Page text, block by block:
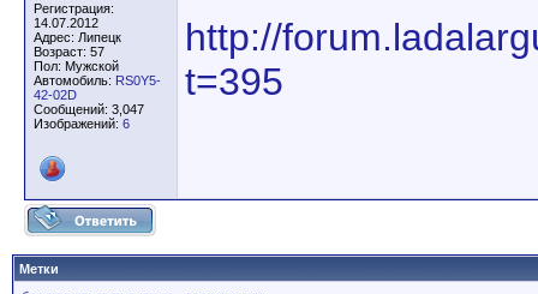
Регистрация:
14.07.2012
Адрес: Липецк
Возраст: 57
Пол: Мужской
Автомобиль: RS0Y5-
42-02D
Сообщений: 3,047
Изображений: 6
http://
t=395
Метки